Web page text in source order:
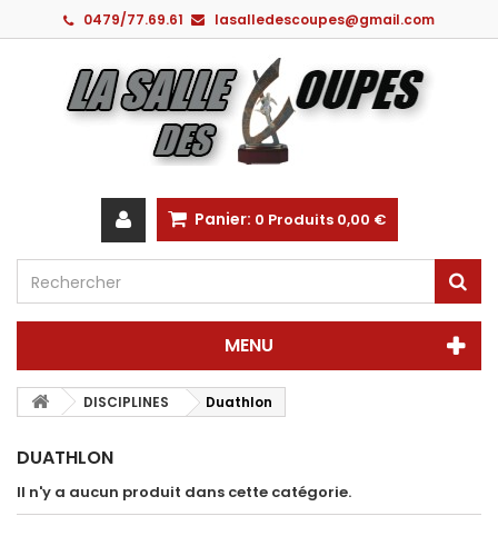
0479/77.69.61 lasalledescoupes@gmail.com
Panier: 0 Produits 0,00 €
MENU
DISCIPLINES Duathlon
DUATHLON
Il n'y a aucun produit dans cette catégorie.